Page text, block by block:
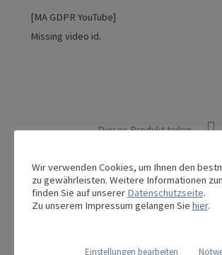
[MA GDPR YouTube]
Missing video id.
Dieses Produkt teilen:
Das könnte Sie auch
Wir verwenden Cookies, um Ihnen den
zu gewährleisten. Weitere Informationen
finden Sie auf unserer Datenschutzseite.
Zu unserem Impressum gelangen Sie hier.
Einstellungen bearbeiten